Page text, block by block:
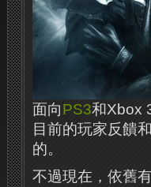
面向PS3和Xbox
目前的玩家反饋
的。
不過現在，依舊